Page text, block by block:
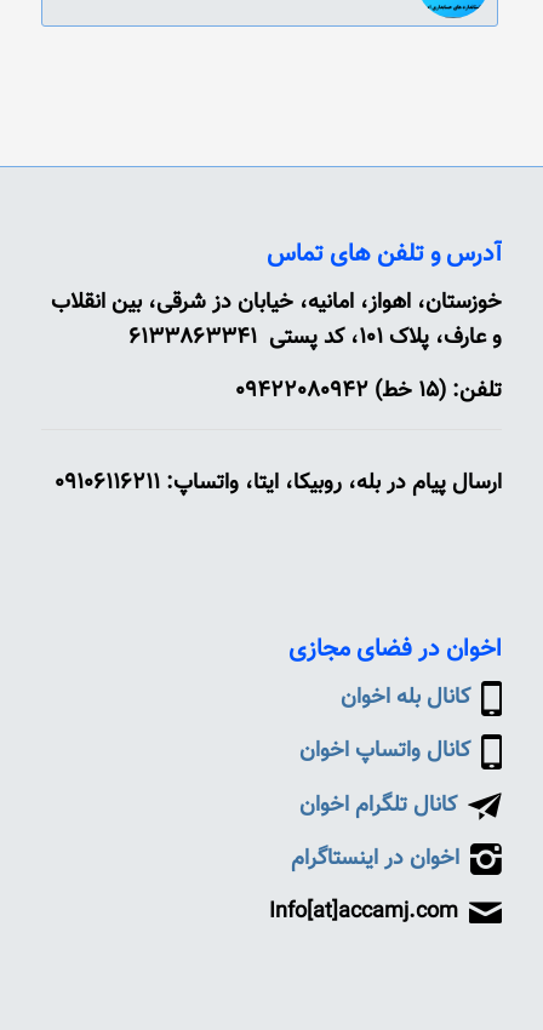
آدرس و تلفن های تماس
خوزستان، اهواز، امانیه، خیابان دز شرقی، بین انقلاب
و عارف، پلاک 101، کد پستی 6133863341
تلفن: (15 خط) 09422080942
ارسال پیام در بله، روبیکا، ایتا، واتساپ: 09106116211
اخوان در فضای مجازی
کانال بله اخوان
کانال واتساپ اخوان
کانال تلگرام اخوان
اخوان در اینستاگرام
Info[at]accamj.com